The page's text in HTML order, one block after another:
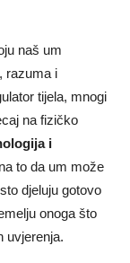
naš um
razuma i
tijela, mnogi
na fizičko
i
to da um može
djeluju gotovo
onoga što
uvjerenja.